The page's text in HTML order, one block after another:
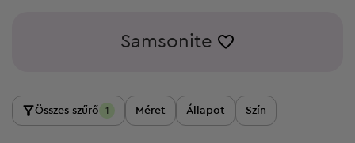
Samsonite
Összes szűrő 1 Méret Állapot Szín